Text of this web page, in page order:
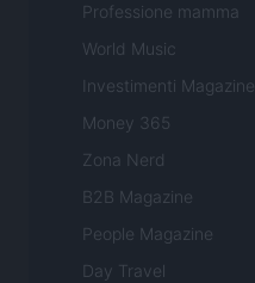
Professione mamma
World Music
Investimenti Magazine
Money 365
Zona Nerd
B2B Magazine
People Magazine
Day Travel